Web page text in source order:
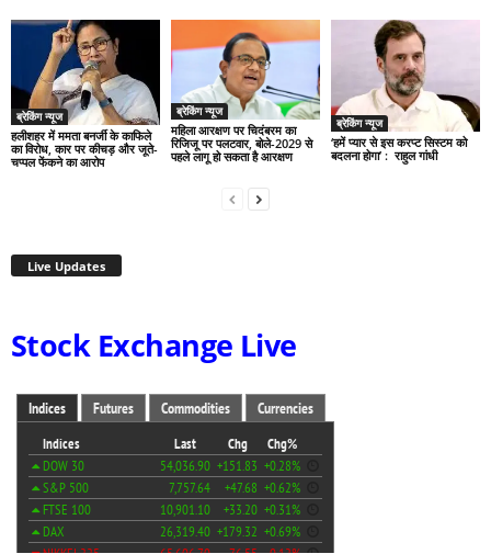
ब्रेकिंग न्यूज
हलीशहर में ममता बनर्जी के काफिले
का विरोध, कार पर कीचड़ और जूते-
चप्पल फेंकने का आरोप
ब्रेकिंग न्यूज
महिला आरक्षण पर चिदंबरम का
रिजिजू पर पलटवार, बोले-2029 से
पहले लागू हो सकता है आरक्षण
ब्रेकिंग न्यूज
‘हमें प्यार से इस करप्ट सिस्टम को
बदलना होगा’ : राहुल गांधी
Live Updates
Stock Exchange Live